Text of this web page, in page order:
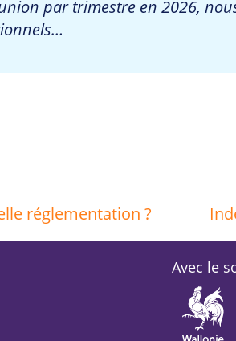
par trimestre en 2026,
réglementation ?
Avec le